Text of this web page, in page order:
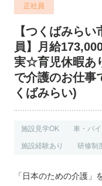
お電話でのお問い
正社員
【つくばみら
員】月給
実☆育児休暇あ
で介護のお仕
くばみらい)
施設見学OK 車・バ
施設経験あり 研修制
「日本のための介護